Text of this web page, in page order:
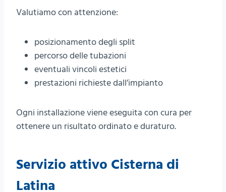
Valutiamo con attenzione:
posizionamento degli split
percorso delle tubazioni
eventuali vincoli estetici
prestazioni richieste dall’impianto
Ogni installazione viene eseguita con cura per
ottenere un risultato ordinato e duraturo.
Servizio attivo Cisterna di
Latina